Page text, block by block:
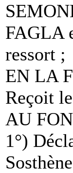
FAGLA
ressort ;
EN LA
Reçoit
AU
1°)